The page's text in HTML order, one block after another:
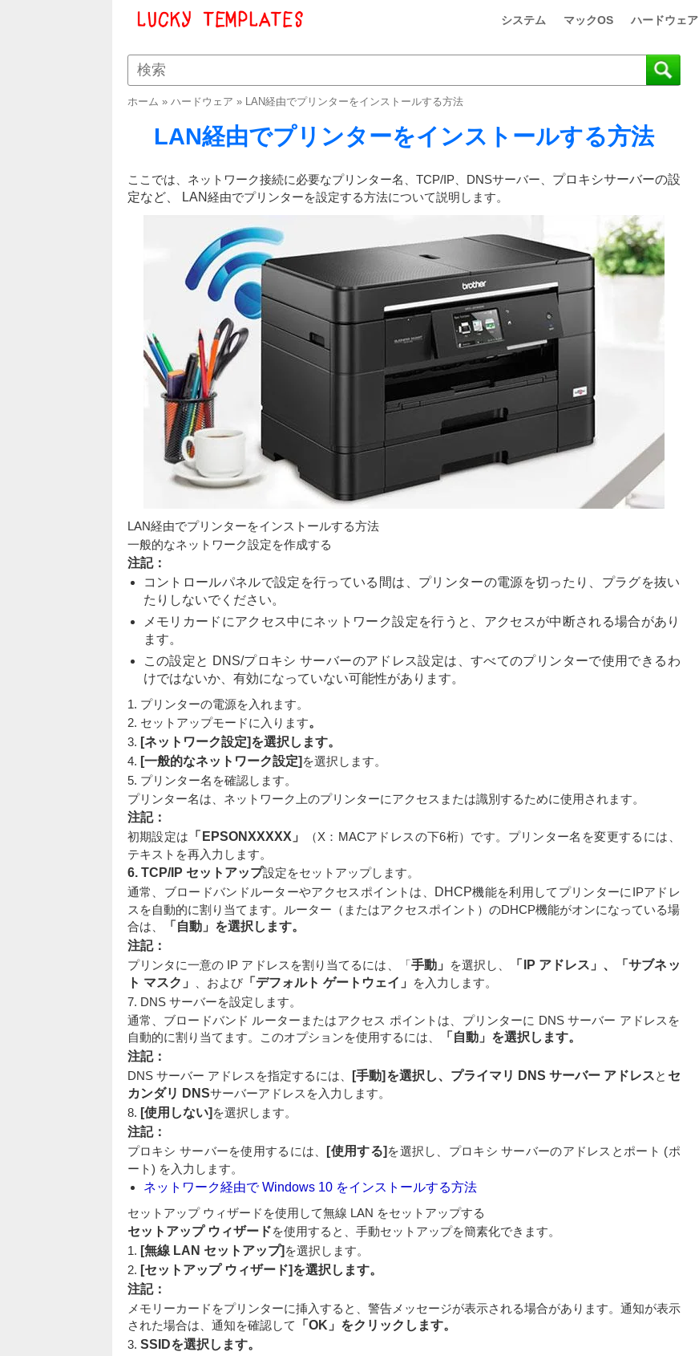
システム マックOS ハードウェア
ホーム » ハードウェア » LAN経由でプリンターをインストールする方法
LAN経由でプリンターをインストールする方法
ここでは、ネットワーク接続に必要なプリンター名、TCP/IP、DNSサーバー、 プロキシサーバーの設
定など、
LAN経由でプリンターを設定する方法について説明します。
LAN経由でプリンターをインストールする方法
一般的なネットワーク設定を作成する
注記：
コントロールパネルで設定を行っている間は、プリンターの電源を切ったり、プラグを抜い
たりしないでください。
メモリカードにアクセス中にネットワーク設定を行うと、アクセスが中断される場合があり
ます。
この設定と DNS/プロキシ サーバーのアドレス設定は、すべてのプリンターで使用できるわ
けではないか、有効になっていない可能性があります。
1. プリンターの電源を入れます。
2. セットアップモードに入ります。
3. [ネットワーク設定]を選択します。
4. [一般的なネットワーク設定] を選択します。
5. プリンター名を確認します。
プリンター名は、ネットワーク上のプリンターにアクセスまたは識別するために使用されます。
注記：
初期設定は 「EPSONXXXXX」
（X：MACアドレスの下6桁）です。プリンター名を変更するには、
テキストを再入力します。
6. TCP/IP セットアップ設定をセットアップします。
通常、ブロードバンドルーターやアクセスポイントは、
DHCP機能を利用してプリンターにIPアドレ
スを自動的に割り当てます。ルーター（またはアクセスポイント）のDHCP機能がオンになっている場
合は、
「自動」を選択します。
注記：
プリンタに一意の IP アドレスを割り当てるには、「手動」 を選択し、
「IP アドレス」、「サブネッ
ト マスク」
、および「デフォルト ゲートウェイ」
を入力します。
7. DNS サーバーを設定します。
通常、ブロードバンド ルーターまたはアクセス ポイントは、プリンターに DNS サーバー アドレスを
自動的に割り当てます。このオプションを使用するには、
「自動」を選択します。
注記：
DNS サーバー アドレスを指定するには、
[手動]を選択し、 プライマリ DNS サーバー アドレスと セ
カンダリ DNSサーバーアドレスを入力します。
8. [使用しない] を選択します。
注記：
プロキシ サーバーを使用するには、
[使用する] を選択し、プロキシ サーバーのアドレスとポート (ポ
ート) を入力します。
ネットワーク経由で Wi​​ndows 10 をインストールする方法
セットアップ ウィザードを使用して無線 LAN をセットアップする
セットアップ ウィザードを使用すると、手動セットアップを簡素化できます。
1. [無線 LAN セットアップ] を選択します。
2. [セットアップ ウィザード]を選択します。
注記：
メモリーカードをプリンターに挿入すると、警告メッセージが表示される場合があります。通知が表示
された場合は、通知を確認して 「OK」をクリックします。
3. SSIDを選択します。